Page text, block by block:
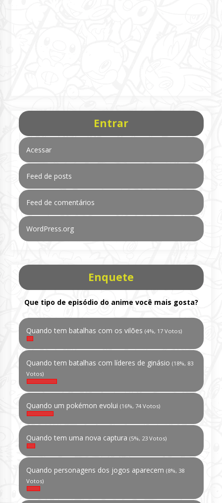
Entrar
Acessar
Feed de posts
Feed de comentários
WordPress.org
Enquete
Que tipo de episódio do anime você mais gosta?
Quando tem batalhas com os vilões (4%, 17 Votos)
Quando tem batalhas com líderes de ginásio (18%, 83
Votos)
Quando um pokémon evolui (16%, 74 Votos)
Quando tem uma nova captura (5%, 23 Votos)
Quando personagens dos jogos aparecem (8%, 38
Votos)